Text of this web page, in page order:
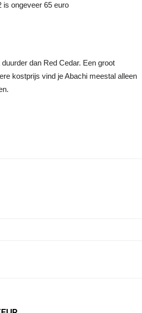
is ongeveer 65 euro
dan Red Cedar. Een groot
kostprijs vind je Abachi meestal alleen